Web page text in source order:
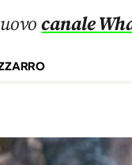
canale